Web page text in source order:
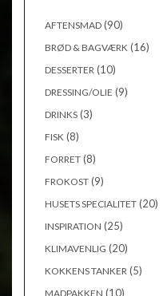
AFTENSMAD (90)
BRØD & BAGVÆRK (16)
DESSERTER (10)
DRESSING/OLIE (9)
DRINKS (3)
FISK (8)
FORRET (8)
FROKOST (9)
HUSETS SPECIALITET (20)
INSPIRATION (25)
KLIMAVENLIG (20)
KOKKENS TANKER (5)
MADPAKKEN (10)